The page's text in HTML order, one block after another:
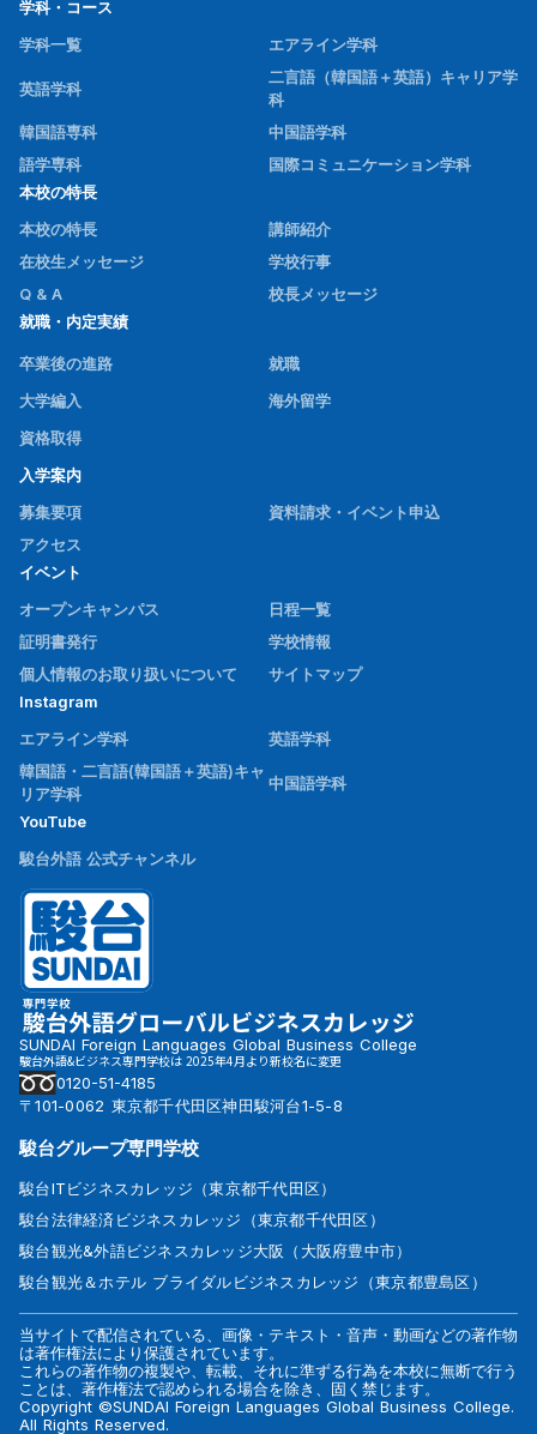
学科・コース
学科一覧
エアライン学科
英語学科
二言語（韓国語＋英語）キャリア学
科
韓国語専科
中国語学科
語学専科
国際コミュニケーション学科
本校の特長
本校の特長
講師紹介
在校生メッセージ
学校行事
Q & A
校長メッセージ
就職・内定実績
卒業後の進路
就職
大学編入
海外留学
資格取得
入学案内
募集要項
資料請求・イベント申込
アクセス
イベント
オープンキャンパス
日程一覧
証明書発行
学校情報
個人情報のお取り扱いについて
サイトマップ
Instagram
エアライン学科
英語学科
韓国語・二言語(韓国語＋英語)キャ
リア学科
中国語学科
YouTube
駿台外語 公式チャンネル
SUNDAI Foreign Languages Global Business College
駿台外語&ビジネス専門学校は 2025年4月より新校名に変更
0120-51-4185
〒101-0062 東京都千代田区神田駿河台1-5-8
駿台グループ専門学校
駿台ITビジネスカレッジ（東京都千代田区）
駿台法律経済ビジネスカレッジ（東京都千代田区）
駿台観光&外語ビジネスカレッジ大阪（大阪府豊中市）
駿台観光＆ホテル ブライダルビジネスカレッジ（東京都豊島区）
当サイトで配信されている、画像・テキスト・音声・動画などの著作物
は著作権法により保護されています。
これらの著作物の複製や、転載、それに準ずる行為を本校に無断で行う
ことは、著作権法で認められる場合を除き、固く禁じます。
Copyright ©SUNDAI Foreign Languages Global Business College.
All Rights Reserved.